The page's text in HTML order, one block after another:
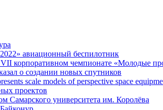
авиационный беспилотник
корпоративном чемпионате «Молодые
о создании новых спутников
scale models of perspective space
проектов
Самарского университета им. Королёва